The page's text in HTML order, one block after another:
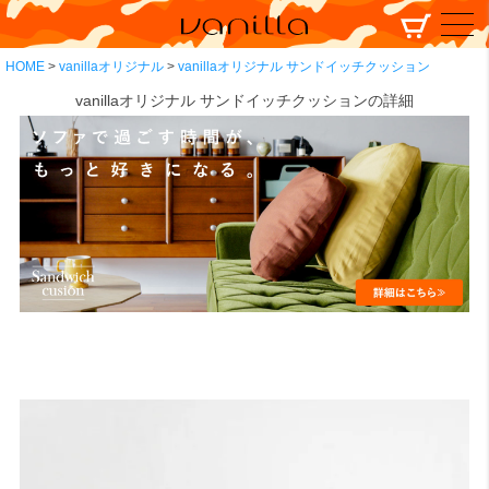
HOME vanillaオリジナル vanillaオリジナル サンドイッチクッション
vanillaオリジナル サンドイッチクッションの詳細